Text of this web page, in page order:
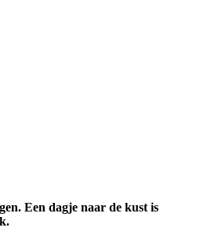
Een dagje naar de kust is